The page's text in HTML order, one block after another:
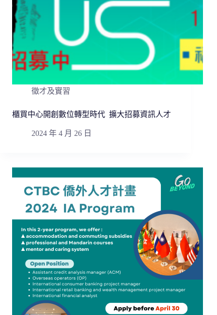
徵才及實習
櫃買中心開創數位轉型時代 擴大招募資訊人才
2024 年 4 月 26 日